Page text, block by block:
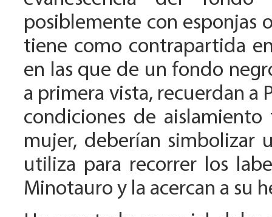
posiblemente con esponjas
tiene como contrapartida
en las que de un fondo
a primera vista, recuerdan a
condiciones de
mujer, deberían simbolizar
utiliza para recorrer los
Minotauro y la acercan a su